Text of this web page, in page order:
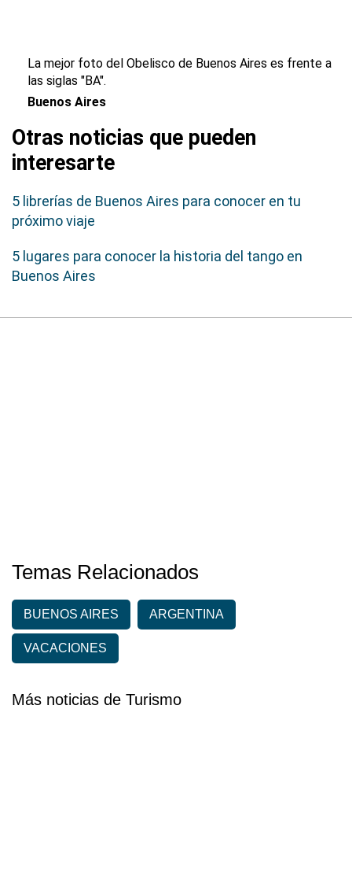
La mejor foto del Obelisco de Buenos Aires es frente a
las siglas "BA".
Buenos Aires
Otras noticias que pueden
interesarte
5 librerías de Buenos Aires para conocer en tu
próximo viaje
5 lugares para conocer la historia del tango en
Buenos Aires
Temas Relacionados
BUENOS AIRES ARGENTINA
VACACIONES
Más noticias de Turismo